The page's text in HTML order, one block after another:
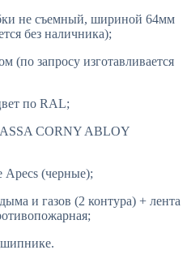
не съемный, шириной 64мм
без наличника);
(по запросу изготавливается
по RAL;
CORNY ABLOY
(черные);
и газов (2 контура) + лента